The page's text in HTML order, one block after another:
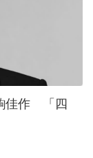
佳作 「四